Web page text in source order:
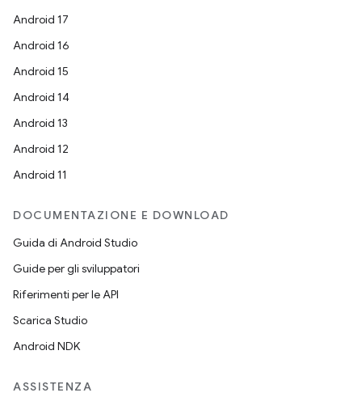
Android 17
Android 16
Android 15
Android 14
Android 13
Android 12
Android 11
DOCUMENTAZIONE E DOWNLOAD
Guida di Android Studio
Guide per gli sviluppatori
Riferimenti per le API
Scarica Studio
Android NDK
ASSISTENZA